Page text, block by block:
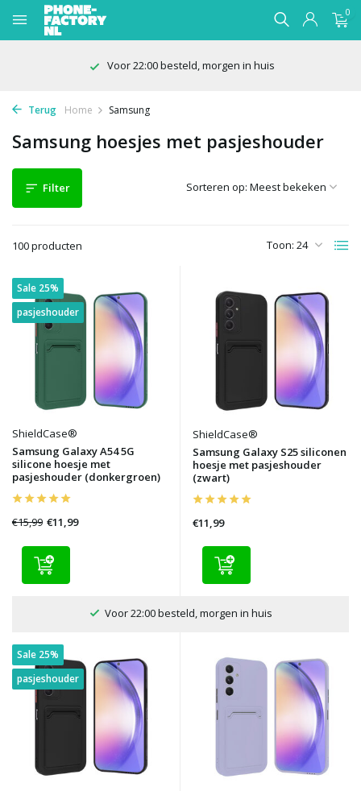
0
100 dagen bedenktijd
Terug Home Samsung
Samsung hoesjes met pasjeshouder
Filter
100 producten Toon:
Sorteren op:
Sale 25%
pasjeshouder
ShieldCase®
Samsung Galaxy A54 5G
silicone hoesje met
pasjeshouder (donkergroen)
€15,99 €11,99
ShieldCase®
Samsung Galaxy S25 siliconen
hoesje met pasjeshouder
(zwart)
€11,99
100 dagen bedenktijd
Sale 25%
pasjeshouder